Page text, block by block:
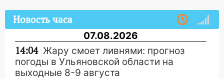
Новость часа
07.08.2026
14:04 Жару смоет ливнями: прогноз
погоды в Ульяновской области на
выходные 8-9 августа